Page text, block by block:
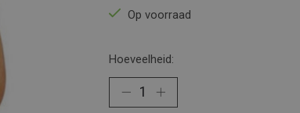
Op voorraad
Hoeveelheid: